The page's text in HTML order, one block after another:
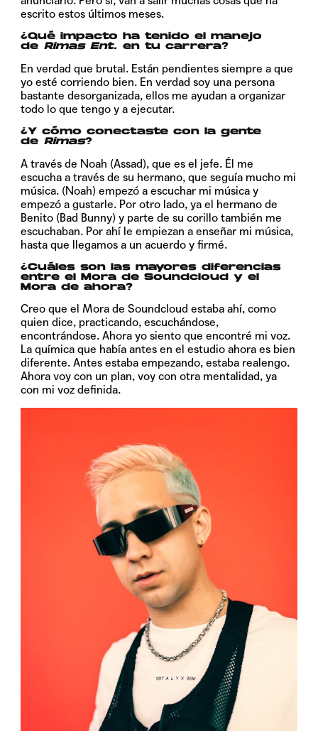
escrito estos últimos meses.
¿Qué impacto ha tenido el manejo
deRimas Ent. en tu carrera?
En verdad que brutal. Están pendientes siempre a que
yo esté corriendo bien. En verdad soy una persona
bastante desorganizada, ellos me ayudan a organizar
todo lo que tengo y a ejecutar.
¿Y cómo conectaste con la gente
deRimas?
A través de Noah (Assad), que es el jefe. Él me
escucha a través de su hermano, que seguía mucho mi
música. (Noah) empezó a escuchar mi música y
empezó a gustarle. Por otro lado, ya el hermano de
Benito (Bad Bunny) y parte de su corillo también me
escuchaban. Por ahí le empiezan a enseñar mi música,
hasta que llegamos a un acuerdo y firmé.
¿Cuáles son las mayores diferencias
entre el Mora de Soundcloud y el
Mora de ahora?
Creo que el Mora de Soundcloud estaba ahí, como
quien dice, practicando, escuchándose,
encontrándose. Ahora yo siento que encontré mi voz.
La química que había antes en el estudio ahora es bien
diferente. Antes estaba empezando, estaba realengo.
Ahora voy con un plan, voy con otra mentalidad, ya
con mi voz definida.